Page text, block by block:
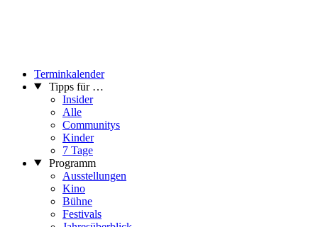
Terminkalender
Tipps für …
Insider
Alle
Communitys
Kinder
7 Tage
Programm
Ausstellungen
Kino
Bühne
Festivals